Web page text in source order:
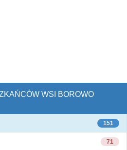
WSI BOROWO
151
71